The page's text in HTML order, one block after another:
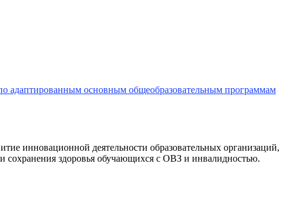
адаптированным основным общеобразовательным программам
инновационной деятельности образовательных организаций,
сохранения здоровья обучающихся с ОВЗ и инвалидностью.